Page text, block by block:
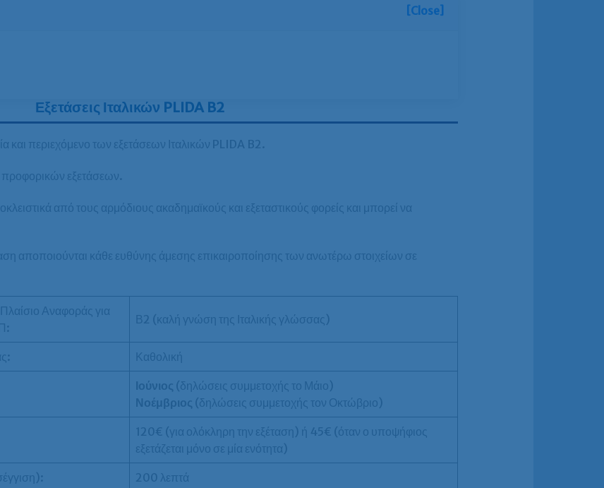
[Close]
Εξετάσεις Ιταλικών PLIDA B2
και περιεχόμενο των εξετάσεων Ιταλικών PLIDA B2.
προφορικών εξετάσεων.
από τους αρμόδιους ακαδημαϊκούς και εξεταστικούς φορείς και μπορεί να
κάθε ευθύνης άμεσης επικαιροποίησης των ανωτέρω στοιχείων σε
Αναφοράς για
Β2 (καλή γνώση της Ιταλικής γλώσσας)
Καθολική
Ιούνιος (δηλώσεις συμμετοχής το Μάιο)
Νοέμβριος (δηλώσεις συμμετοχής τον Οκτώβριο)
120€ (για ολόκληρη την εξέταση) ή 45€ (όταν ο υποψήφιος
εξετάζεται μόνο σε μία ενότητα)
200 λεπτά